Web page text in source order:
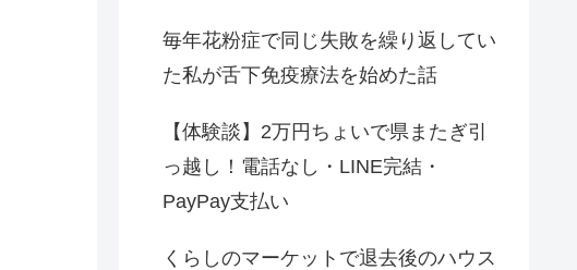
毎年花粉症で同じ失敗を繰り返してい
た私が舌下免疫療法を始めた話
【体験談】2万円ちょいで県またぎ引
っ越し！電話なし・LINE完結・
PayPay支払い
くらしのマーケットで退去後のハウス